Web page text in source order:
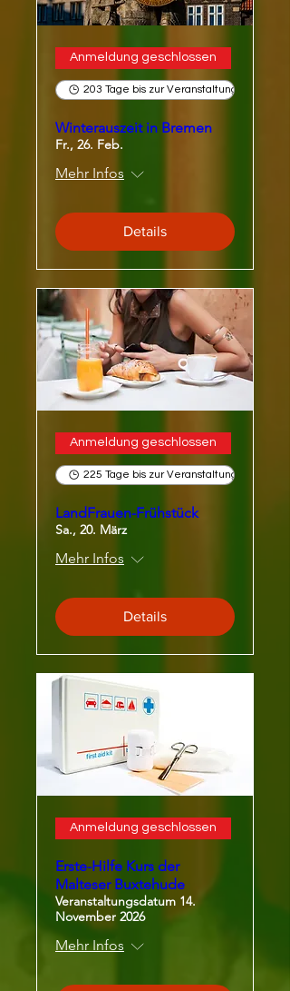
Anmeldung geschlossen
203 Tage bis zur Veranstaltung
Winterauszeit in Bremen
Fr., 26. Feb.
Mehr Infos
Details
Anmeldung geschlossen
225 Tage bis zur Veranstaltung
LandFrauen-Frühstück
Sa., 20. März
Mehr Infos
Details
Anmeldung geschlossen
Erste-Hilfe Kurs der
Malteser Buxtehude
Veranstaltungsdatum 14.
November 2026
Mehr Infos